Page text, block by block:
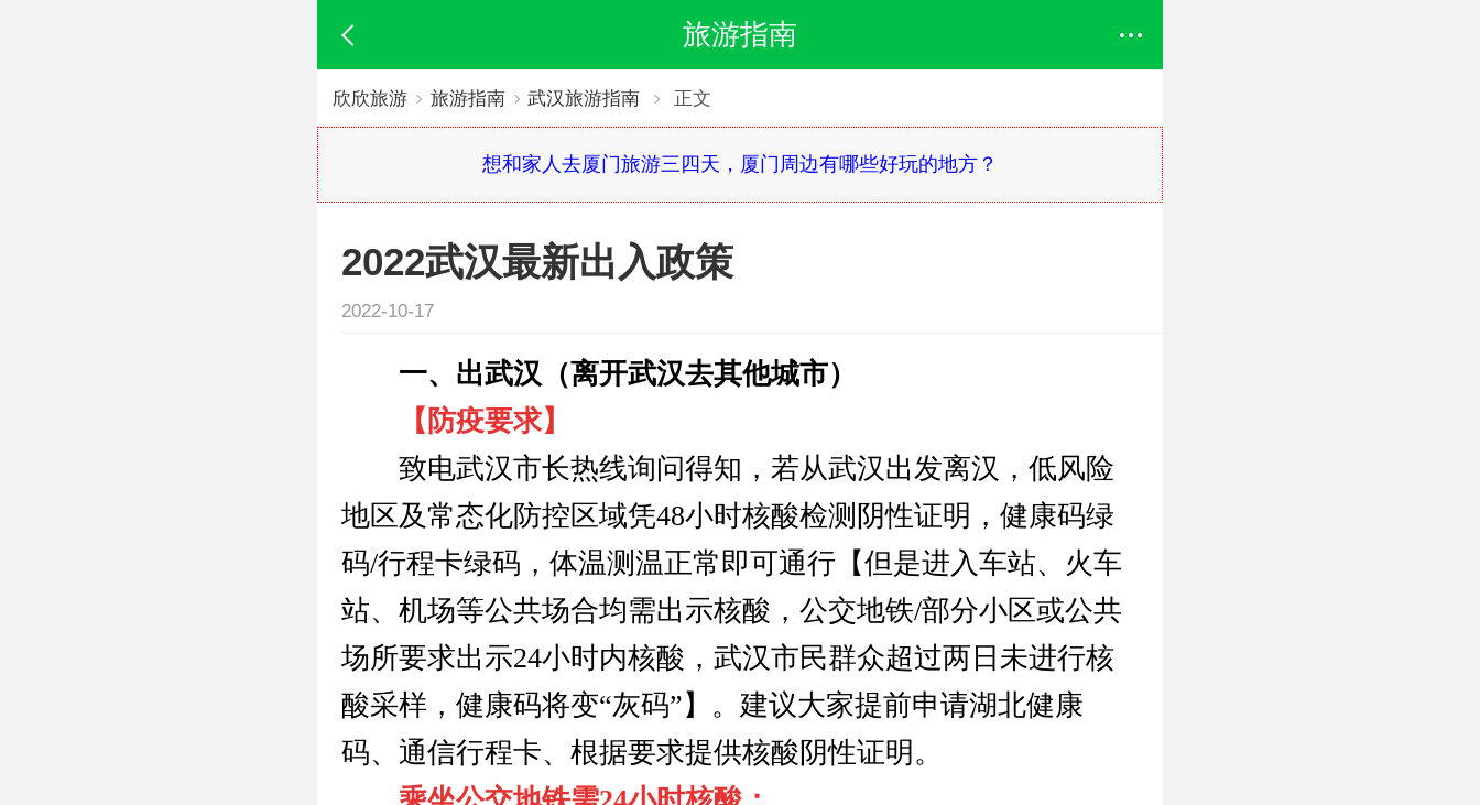
旅游指南
欣欣旅游 旅游指南 武汉旅游指南 正文
想和家人去厦门旅游三四天，厦门周边有哪些好玩的地方？
2022武汉最新出入政策
2022-10-17
一、 出武汉（离开武汉去其他城市）
【 防疫要求】
致电武汉市长热线询问得知，若从武汉出发离汉，低风险
地区及常态化防控区域凭48小时核酸检测阴性证明，健康码绿
码/行程卡绿码，体温测温正常即可通行【但是进入车站、火车
站、机场等公共场合均需出示核酸，公交地铁/部分小区或公共
场所要求出示24小时内核酸，武汉市民群众超过两日未进行核
酸采样，健康码将变“灰码”】。建议大家提前申请湖北健康
码、通信行程卡、根据要求提供核酸阴性证明。